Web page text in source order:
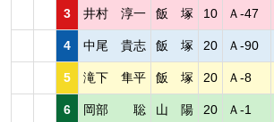
3 井村 淳一 飯 塚 10 Ａ-47
4 中尾 貴志 飯 塚 20 Ａ-90
5 滝下 隼平 飯 塚 20 Ａ-8
6 岡部 聡 山 陽 20 Ａ-1